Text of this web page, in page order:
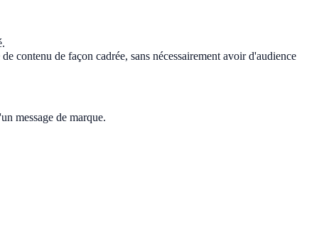
contenu de façon cadrée, sans nécessairement avoir d'audience
message de marque.